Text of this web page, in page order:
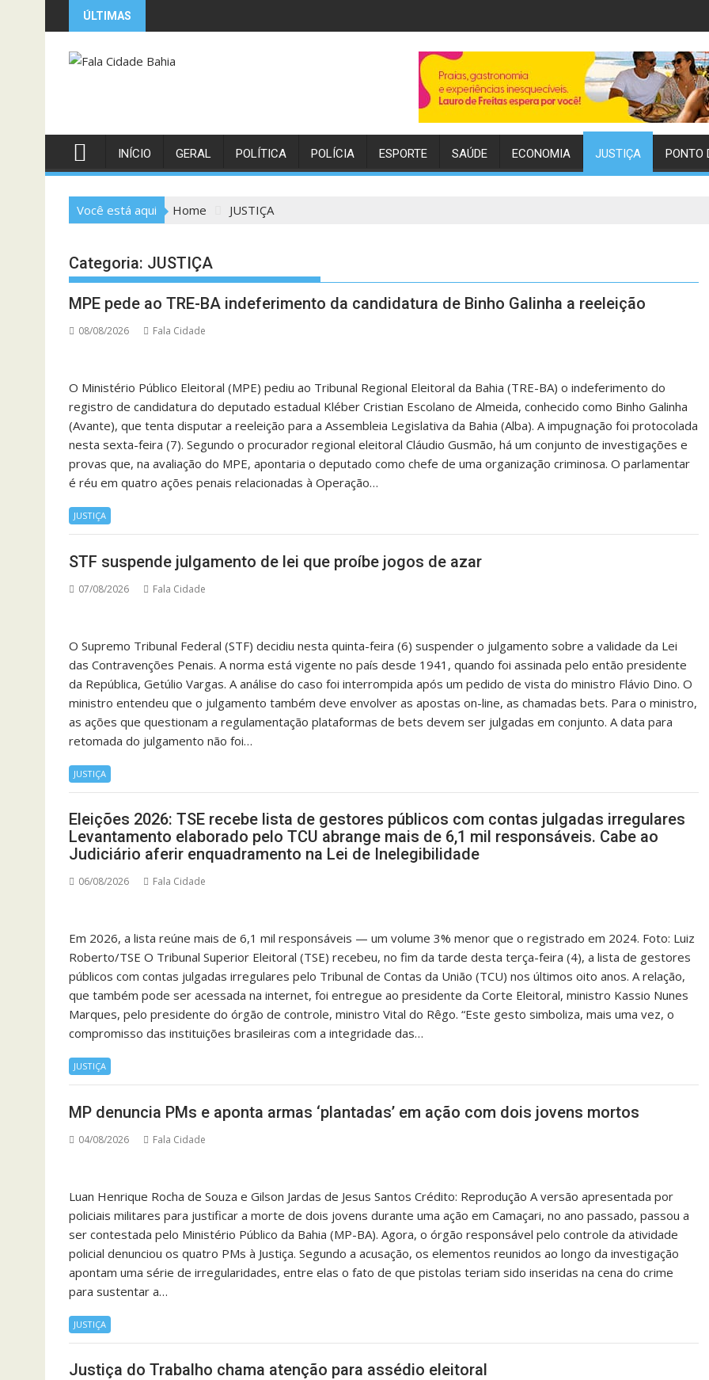
to
ÚLTIMAS
INÍCIO GERAL POLÍTICA POLÍCIA ESPORTE SAÚDE ECONOMIA JUSTIÇA PONTO
Você está aqui Home JUSTIÇA
Categoria: JUSTIÇA
MPE pede ao TRE-BA indeferimento da candidatura de Binho Galinha a reeleição
08/08/2026 Fala Cidade
O Ministério Público Eleitoral (MPE) pediu ao Tribunal Regional Eleitoral da Bahia (TRE-BA) o indeferimento do
registro de candidatura do deputado estadual Kléber Cristian Escolano de Almeida, conhecido como Binho Galinha
(Avante), que tenta disputar a reeleição para a Assembleia Legislativa da Bahia (Alba). A impugnação foi protocolada
nesta sexta-feira (7). Segundo o procurador regional eleitoral Cláudio Gusmão, há um conjunto de investigações e
provas que, na avaliação do MPE, apontaria o deputado como chefe de uma organização criminosa. O parlamentar
é réu em quatro ações penais relacionadas à Operação…
JUSTIÇA
STF suspende julgamento de lei que proíbe jogos de azar
07/08/2026 Fala Cidade
O Supremo Tribunal Federal (STF) decidiu nesta quinta-feira (6) suspender o julgamento sobre a validade da Lei
das Contravenções Penais. A norma está vigente no país desde 1941, quando foi assinada pelo então presidente
da República, Getúlio Vargas. A análise do caso foi interrompida após um pedido de vista do ministro Flávio Dino. O
ministro entendeu que o julgamento também deve envolver as apostas on-line, as chamadas bets. Para o ministro,
as ações que questionam a regulamentação plataformas de bets devem ser julgadas em conjunto. A data para
retomada do julgamento não foi…
JUSTIÇA
Eleições 2026: TSE recebe lista de gestores públicos com contas julgadas irregulares
Levantamento elaborado pelo TCU abrange mais de 6,1 mil responsáveis. Cabe ao
Judiciário aferir enquadramento na Lei de Inelegibilidade
06/08/2026 Fala Cidade
Em 2026, a lista reúne mais de 6,1 mil responsáveis — um volume 3% menor que o registrado em 2024. Foto: Luiz
Roberto/TSE O Tribunal Superior Eleitoral (TSE) recebeu, no fim da tarde desta terça-feira (4), a lista de gestores
públicos com contas julgadas irregulares pelo Tribunal de Contas da União (TCU) nos últimos oito anos. A relação,
que também pode ser acessada na internet, foi entregue ao presidente da Corte Eleitoral, ministro Kassio Nunes
Marques, pelo presidente do órgão de controle, ministro Vital do Rêgo. “Este gesto simboliza, mais uma vez, o
compromisso das instituições brasileiras com a integridade das…
JUSTIÇA
MP denuncia PMs e aponta armas ‘plantadas’ em ação com dois jovens mortos
04/08/2026 Fala Cidade
Luan Henrique Rocha de Souza e Gilson Jardas de Jesus Santos Crédito: Reprodução A versão apresentada por
policiais militares para justificar a morte de dois jovens durante uma ação em Camaçari, no ano passado, passou a
ser contestada pelo Ministério Público da Bahia (MP-BA). Agora, o órgão responsável pelo controle da atividade
policial denunciou os quatro PMs à Justiça. Segundo a acusação, os elementos reunidos ao longo da investigação
apontam uma série de irregularidades, entre elas o fato de que pistolas teriam sido inseridas na cena do crime
para sustentar a…
JUSTIÇA
Justiça do Trabalho chama atenção para assédio eleitoral